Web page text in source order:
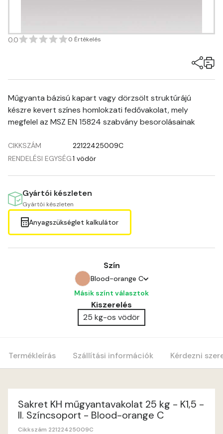
0.0 0 Értékelés
Műgyanta bázisú kapart vagy dörzsölt struktúrájú
készre kevert színes homlokzati fedővakolat, mely
megfelel az MSZ EN 15824 szabvány besorolásainak
CIKKSZÁM
22122425009C
RENDELÉSI EGYSÉG1 vödör
Gyártói készleten
Gyártói készleten
Anyagszükséglet kalkulátor
Szín
Blood-orange C
Amber C
Amber D
Anticred D
Másik színt választok
Kiszerelés
25 kg-os vödör
Termékleírás Szállítási információk Kérdezni
Sakret KH műgyantavakolat 25 kg - K1,5 -
II. Színcsoport - Blood-orange C
Cikkszám 22122425009C